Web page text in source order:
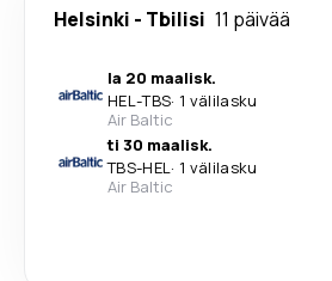
Helsinki - Tbilisi 11 päivää
la 20 maalisk.
HEL-TBS· 1 välilasku
Air Baltic
ti 30 maalisk.
TBS-HEL· 1 välilasku
Air Baltic